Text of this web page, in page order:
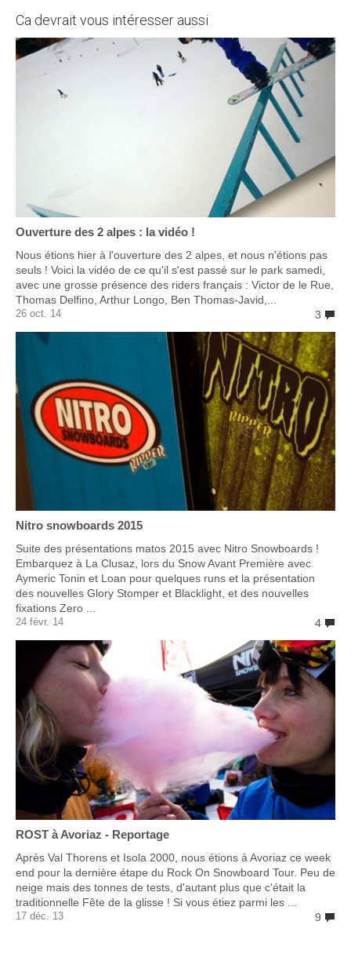
Ca devrait vous intéresser aussi
Ouverture des 2 alpes : la vidéo !
Nous étions hier à l'ouverture des 2 alpes, et nous n'étions pas
seuls ! Voici la vidéo de ce qu'il s'est passé sur le park samedi,
avec une grosse présence des riders français : Victor de le Rue,
Thomas Delfino, Arthur Longo, Ben Thomas-Javid,...
3
26 oct. 14
Nitro snowboards 2015
Suite des présentations matos 2015 avec Nitro Snowboards !
Embarquez à La Clusaz, lors du Snow Avant Première avec
Aymeric Tonin et Loan pour quelques runs et la présentation
des nouvelles Glory Stomper et Blacklight, et des nouvelles
fixations Zero ...
4
24 févr. 14
ROST à Avoriaz - Reportage
Après Val Thorens et Isola 2000, nous étions à Avoriaz ce week
end pour la dernière étape du Rock On Snowboard Tour. Peu de
neige mais des tonnes de tests, d'autant plus que c'était la
traditionnelle Fête de la glisse ! Si vous étiez parmi les ...
9
17 déc. 13